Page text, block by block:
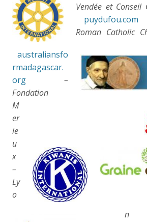
Vendée et Conseil
puydufou.com
Roman Catholic
australiansfo
rmadagascar.
org
–
Fondation
M
er
ie
u
x
–
Ly
o
n